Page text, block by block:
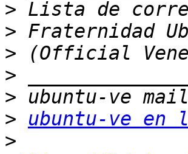
>
>
>
>
>
>
ubuntu-ve en
>